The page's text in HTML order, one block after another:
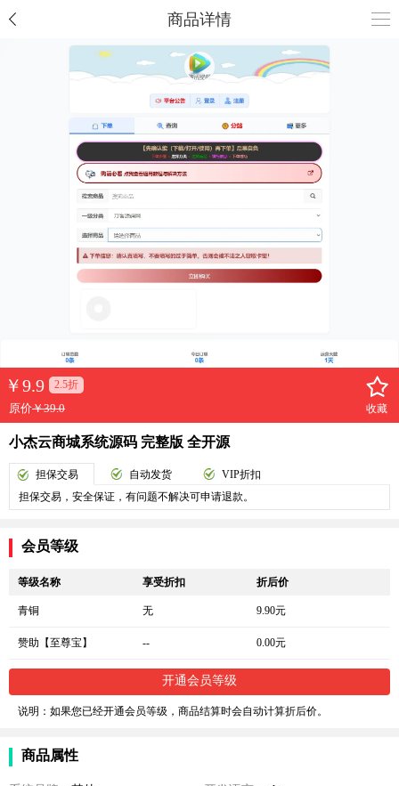
商品详情
￥9.9 2.5折
原价￥39.0 收藏
小杰云商城系统源码 完整版 全开源
担保交易 自动发货
VIP折扣
担保交易，安全保证，有问题不解决可申请退款。
会员等级
等级名称 享受折扣 折后价
青铜 无 9.90元
赞助【至尊宝】 -- 0.00元
开通会员等级
说明：如果您已经开通会员等级，商品结算时会自动计算折后价。
商品属性